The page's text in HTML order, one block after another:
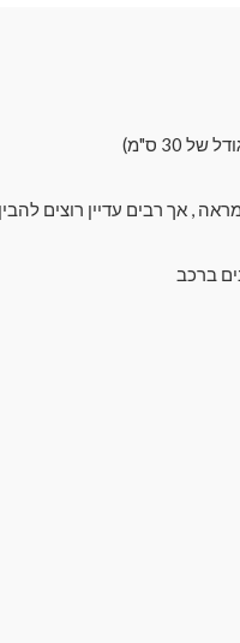
ברכב